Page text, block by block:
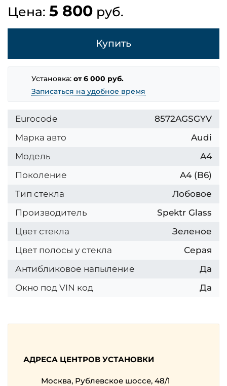
Цена: 5 800 руб.
Купить
Установка:от 6 000 руб.
Записаться на удобное время
Eurocode
8572AGSGYV
Марка авто
Audi
Модель
A4
Поколение
A4 (B6)
Тип стекла
Лобовое
Производитель
Spektr Glass
Цвет стекла
Зеленое
Цвет полосы у стекла
Серая
Антибликовое напыление
Да
Окно под VIN код
Да
АДРЕСА ЦЕНТРОВ УСТАНОВКИ
Москва, Рублевское шоссе, 48/1